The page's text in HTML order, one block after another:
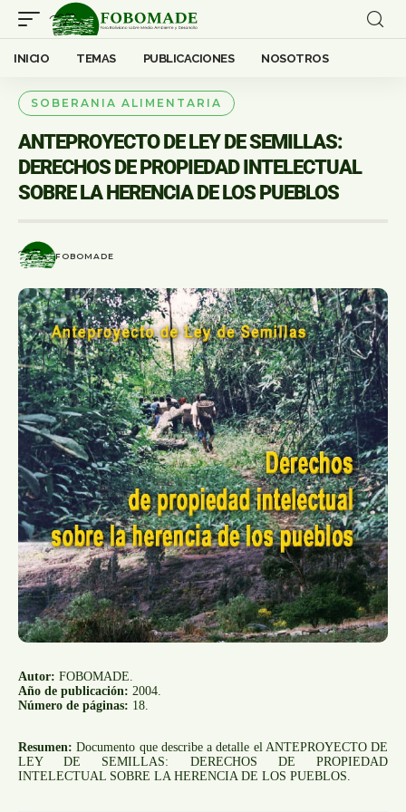
INICIO TEMAS PUBLICACIONES NOSOTROS
SOBERANIA ALIMENTARIA
ANTEPROYECTO DE LEY DE SEMILLAS:
DERECHOS DE PROPIEDAD INTELECTUAL
SOBRE LA HERENCIA DE LOS PUEBLOS
FOBOMADE
Autor: FOBOMADE.
Año de publicación: 2004.
Número de páginas: 18.
Resumen: Documento que describe a detalle el ANTEPROYECTO DE
LEY DE SEMILLAS: DERECHOS DE PROPIEDAD
INTELECTUAL SOBRE LA HERENCIA DE LOS PUEBLOS.